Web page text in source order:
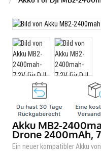
Akku MB2-
Drone 2400mAh,
Ein neuer kompatibler Akku